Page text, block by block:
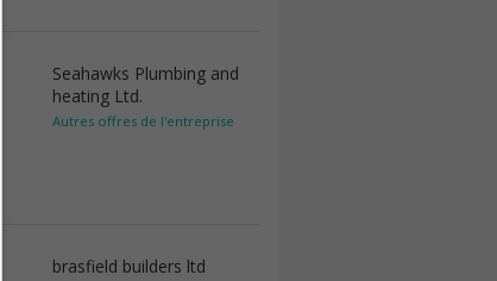
Seahawks Plumbing and
heating Ltd.
Autres offres de l'entreprise
brasfield builders ltd